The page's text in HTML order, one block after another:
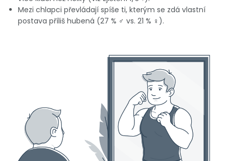
Mezi chlapci převládají spíše ti, kterým se zdá vlastní
postava příliš hubená (27 % ♂ vs. 21 % ♀).